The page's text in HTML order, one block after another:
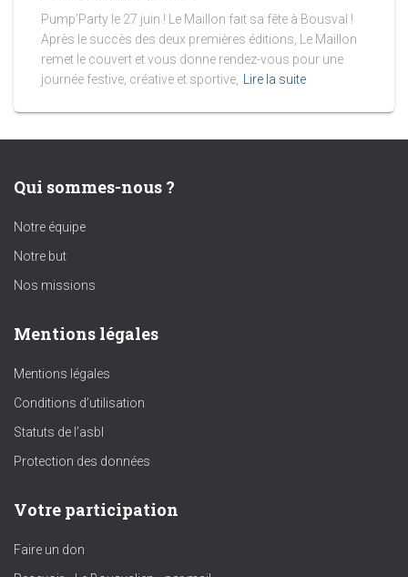
Pump’Party le 27 juin ! Le Maillon fait sa fête à Bousval !
Après le succès des deux premières éditions, Le Maillon
remet le couvert et vous donne rendez-vous pour une
journée festive, créative et sportive,
Lire la suite
Qui sommes-nous ?
Notre équipe
Notre but
Nos missions
Mentions légales
Mentions légales
Conditions d’utilisation
Statuts de l’asbl
Protection des données
Votre participation
Faire un don